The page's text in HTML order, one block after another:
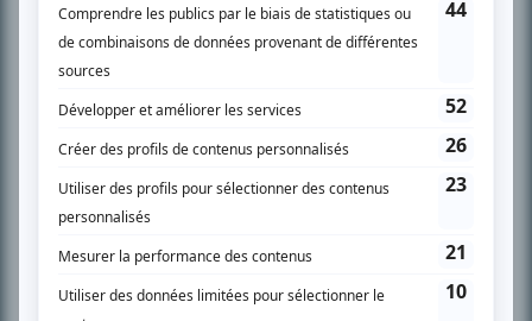
Accueil
Liste des oeuvres
Recherche avancée
À propos
Nous contacter
Termes et conditions
Politique de confidentialité
Gestion du consentement